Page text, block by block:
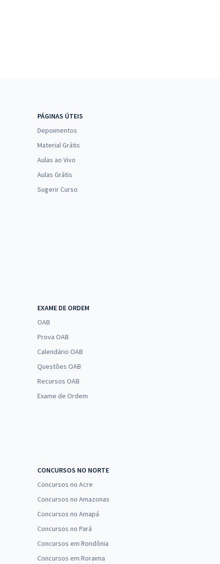
PÁGINAS ÚTEIS
Depoimentos
Material Grátis
Aulas ao Vivo
Aulas Grátis
Sugerir Curso
EXAME DE ORDEM
OAB
Prova OAB
Calendário OAB
Questões OAB
Recursos OAB
Exame de Ordem
CONCURSOS NO NORTE
Concursos no Acre
Concursos no Amazonas
Concursos no Amapá
Concursos no Pará
Concursos em Rondônia
Concursos em Roraima